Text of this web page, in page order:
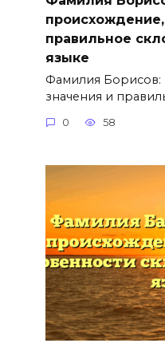
правильное
языке
Фамилия
значения и
0 58